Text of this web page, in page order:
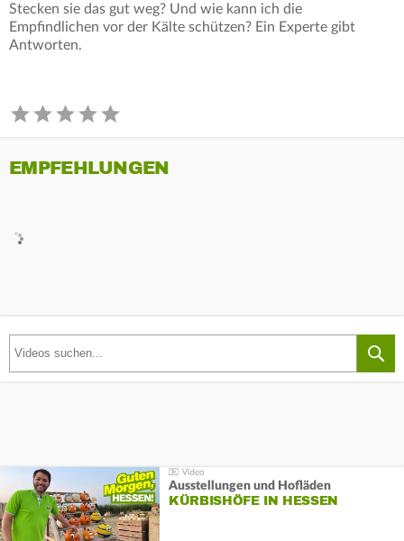
Stecken sie das gut weg? Und wie kann ich die
Empfindlichen vor der Kälte schützen? Ein Experte gibt
Antworten.
EMPFEHLUNGEN
Ausstellungen und Hofläden
KÜRBISHÖFE IN HESSEN